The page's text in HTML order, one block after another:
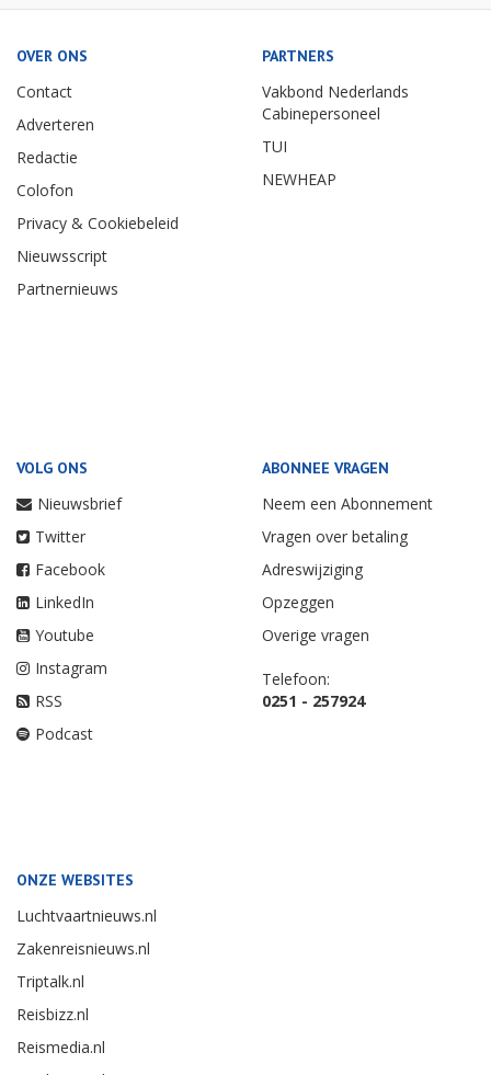
OVER ONS
Contact
Adverteren
Redactie
Colofon
Privacy & Cookiebeleid
Nieuwsscript
Partnernieuws
PARTNERS
Vakbond Nederlands
Cabinepersoneel
TUI
NEWHEAP
VOLG ONS
Nieuwsbrief
Twitter
Facebook
LinkedIn
Youtube
Instagram
RSS
Podcast
ABONNEE VRAGEN
Neem een Abonnement
Vragen over betaling
Adreswijziging
Opzeggen
Overige vragen
Telefoon:
0251 - 257924
ONZE WEBSITES
Luchtvaartnieuws.nl
Zakenreisnieuws.nl
Triptalk.nl
Reisbizz.nl
Reismedia.nl